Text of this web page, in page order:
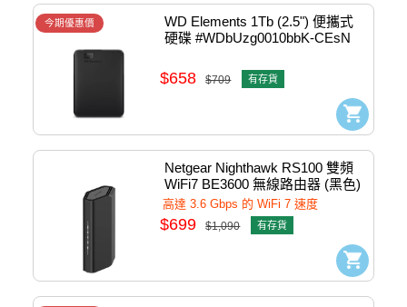
今期優惠價
WD Elements 1Tb (2.5") 便攜式
硬碟 #WDbUzg0010bbK-CEsN
$658 $709 有存貨
Netgear Nighthawk RS100 雙頻
WiFi7 BE3600 無線路由器 (黑色)
#Rs100-x00
高達 3.6 Gbps 的 WiFi 7 速度
$699 $1,090 有存貨